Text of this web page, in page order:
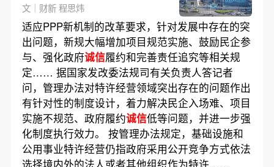
励民营企业参与
文｜财新 程思炜
适应PPP新机制的改革要求，针对发展中存在的突
出问题，新规大幅增加项目规范实施、鼓励民企参
与、强化政府诚信履约和完善责任追究等相关规
定…… 据国家发改委法规司有关负责人答记者
问，管理办法对特许经营领域突出存在的问题作出
有针对性的制度设计，着力解决民企入场难、项目
实施不规范、政府履约诚信低等问题，并进一步强
化制度执行效力。 按管理办法规定，基础设施和
公用事业特许经营仍指政府采用公开竞争方式依法
选择境内外的法人或者其他组织作为特许……